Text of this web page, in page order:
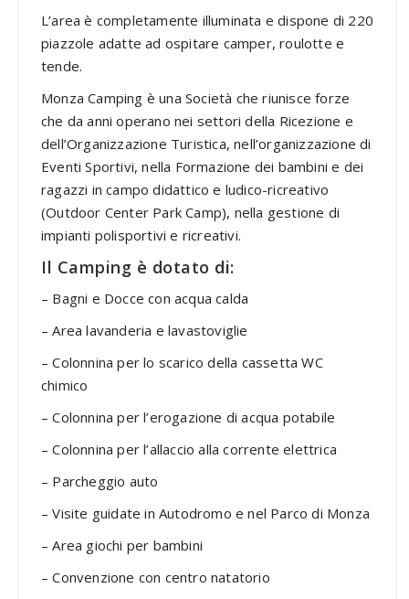
L’area è completamente illuminata e dispone di 220
piazzole adatte ad ospitare camper, roulotte e
tende.
Monza Camping è una Società che riunisce forze
che da anni operano nei settori della Ricezione e
dell’Organizzazione Turistica, nell’organizzazione di
Eventi Sportivi, nella Formazione dei bambini e dei
ragazzi in campo didattico e ludico-ricreativo
(Outdoor Center Park Camp), nella gestione di
impianti polisportivi e ricreativi.
Il Camping è dotato di:
– Bagni e Docce con acqua calda
– Area lavanderia e lavastoviglie
– Colonnina per lo scarico della cassetta WC
chimico
– Colonnina per l’erogazione di acqua potabile
– Colonnina per l’allaccio alla corrente elettrica
– Parcheggio auto
– Visite guidate in Autodromo e nel Parco di Monza
– Area giochi per bambini
– Convenzione con centro natatorio